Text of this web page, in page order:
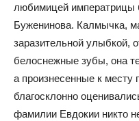
любимицей императрицы
Буженинова. Калмычка,
заразительной улыбкой,
белоснежные зубы, она
а произнесенные к месту
благосклонно
фамилии Евдокии никто